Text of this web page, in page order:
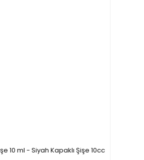
10 ml - Siyah Kapaklı Şişe 10cc